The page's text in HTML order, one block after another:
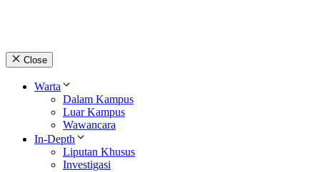
Close
Warta
Dalam Kampus
Luar Kampus
Wawancara
In-Depth
Liputan Khusus
Investigasi